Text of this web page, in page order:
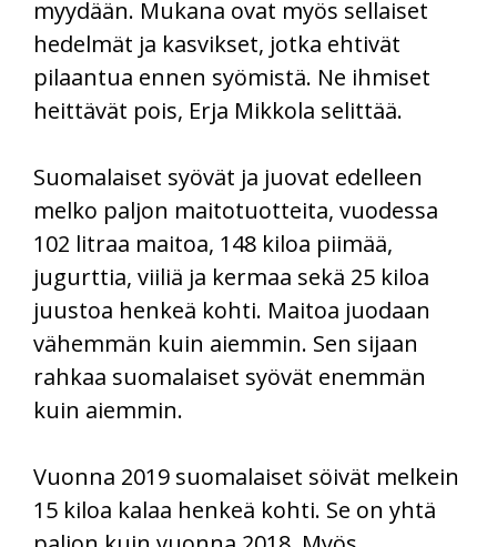
myydään. Mukana ovat myös sellaiset
hedelmät ja kasvikset, jotka ehtivät
pilaantua ennen syömistä. Ne ihmiset
heittävät pois, Erja Mikkola selittää.
Suomalaiset syövät ja juovat edelleen
melko paljon maitotuotteita, vuodessa
102 litraa maitoa, 148 kiloa piimää,
jugurttia, viiliä ja kermaa sekä 25 kiloa
juustoa henkeä kohti. Maitoa juodaan
vähemmän kuin aiemmin. Sen sijaan
rahkaa suomalaiset syövät enemmän
kuin aiemmin.
Vuonna 2019 suomalaiset söivät melkein
15 kiloa kalaa henkeä kohti. Se on yhtä